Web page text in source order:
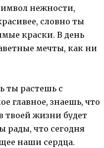
нежности,
словно ты
краски. В день
мечты, как ни
ты растешь с
главное, знаешь, что
твоей жизни будет
рады, что сегодня
наши сердца.